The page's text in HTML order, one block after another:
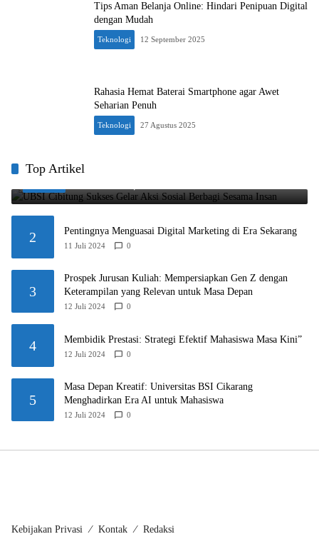
Tips Aman Belanja Online: Hindari Penipuan Digital
dengan Mudah
Teknologi 12 September 2025
Rahasia Hemat Baterai Smartphone agar Awet
Seharian Penuh
Teknologi 27 Agustus 2025
Top Artikel
1
Sesama Insan
2 Pentingnya Menguasai Digital Marketing di Era Sekarang
11 Juli 2024 0
3
Prospek Jurusan Kuliah: Mempersiapkan Gen Z dengan
Keterampilan yang Relevan untuk Masa Depan
12 Juli 2024 0
4 Membidik Prestasi: Strategi Efektif Mahasiswa Masa Kini”
12 Juli 2024 0
5
Masa Depan Kreatif: Universitas BSI Cikarang
Menghadirkan Era AI untuk Mahasiswa
12 Juli 2024 0
Kebijakan Privasi Kontak Redaksi